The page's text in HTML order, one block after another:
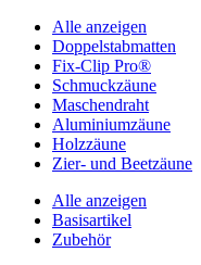
Alle anzeigen
Doppelstabmatten
Fix-Clip Pro®
Schmuckzäune
Maschendraht
Aluminiumzäune
Holzzäune
Zier- und Beetzäune
Alle anzeigen
Basisartikel
Zubehör